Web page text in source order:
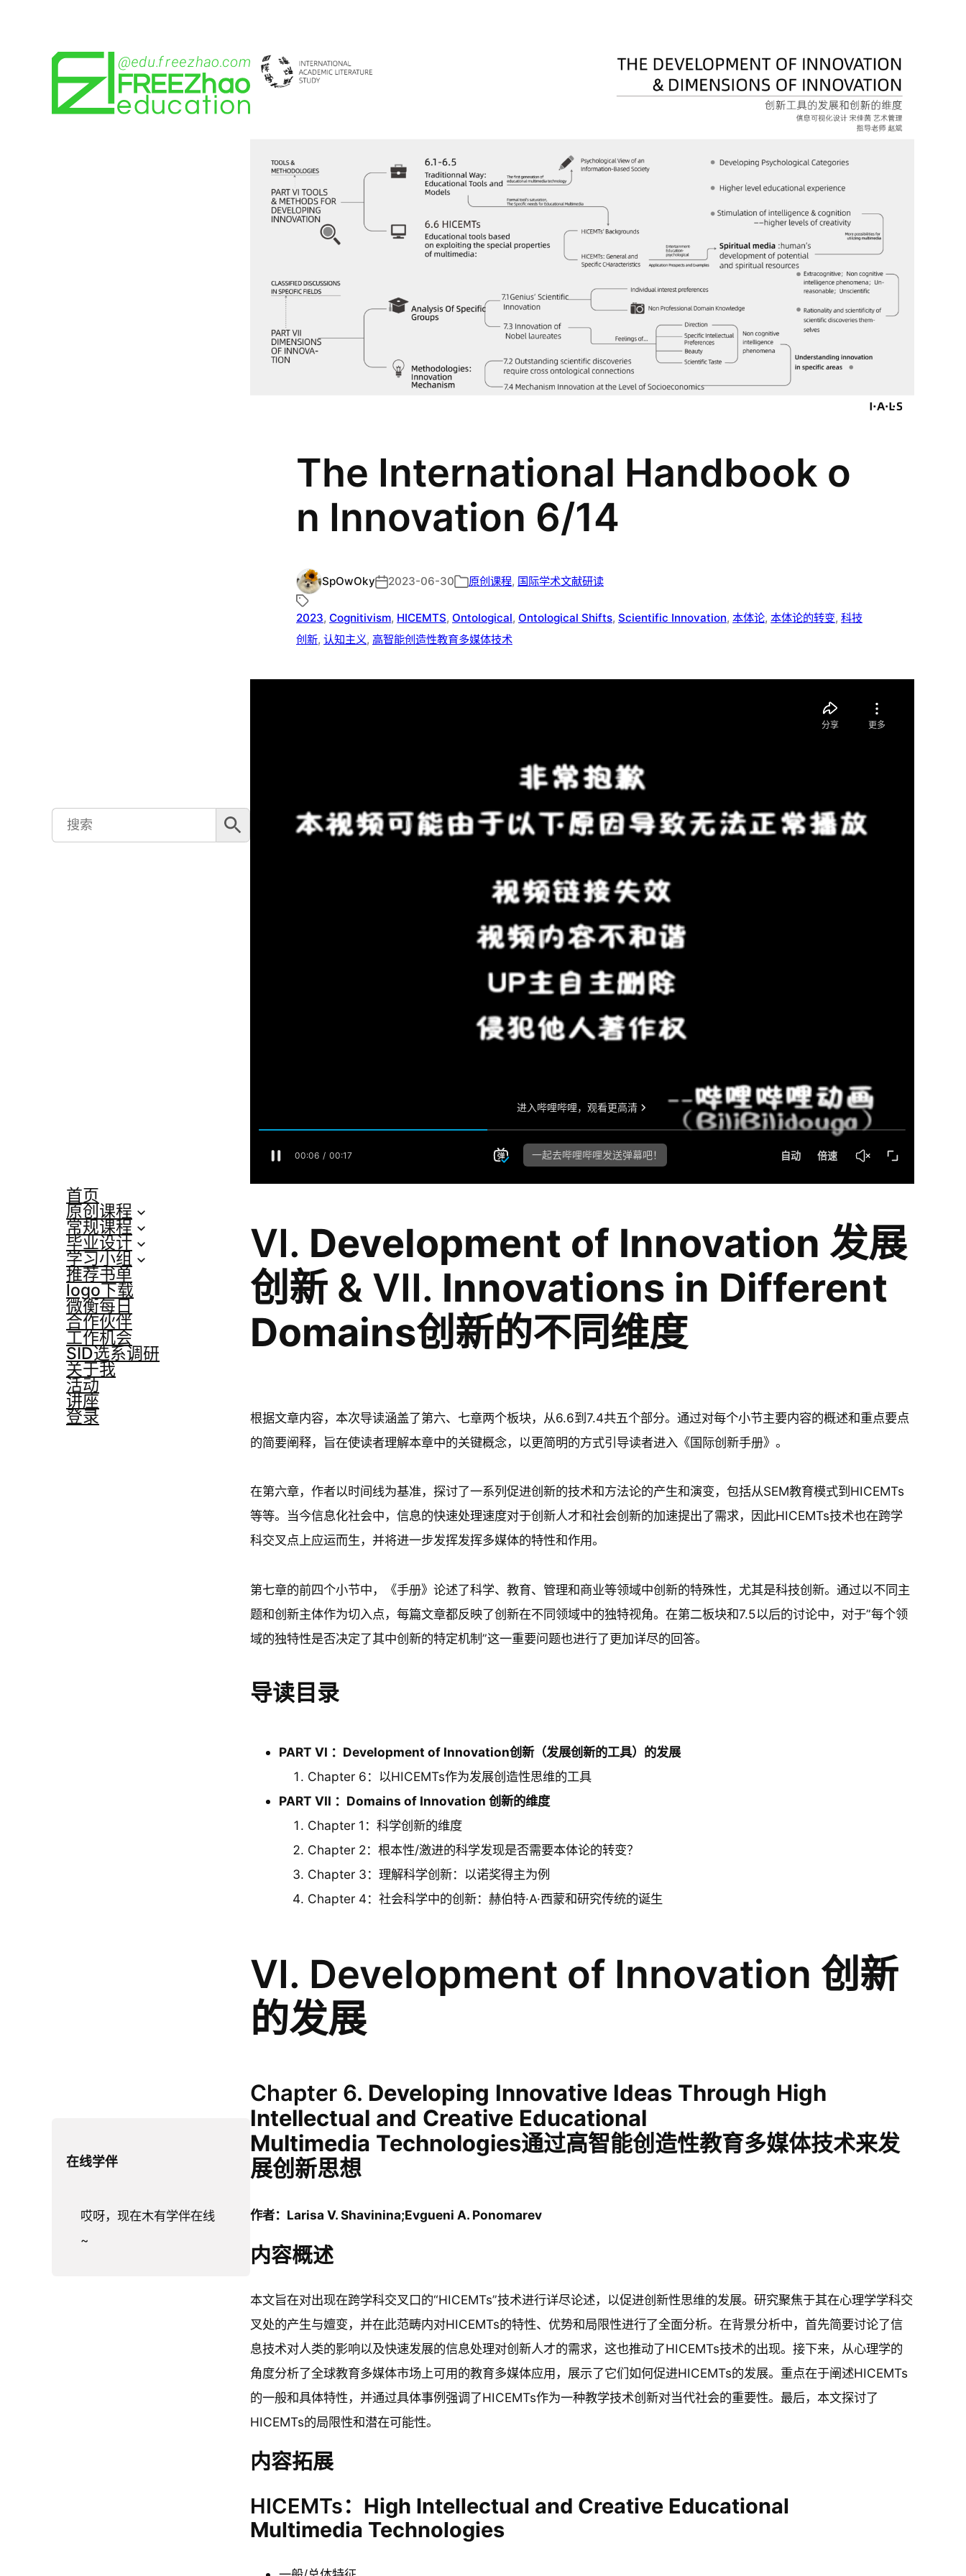
Search
for:
搜索按钮
首页
原创课程
常规课程
毕业设计
学习小组
推荐书单
logo下载
微衡每日
合作伙伴
工作机会
SID选系调研
关于我
活动
讲座
登录
在线学伴
哎呀，现在木有学伴在线
~
The International Handbook o
n Innovation 6/14
SpOwOky 2023-06-30 原创课程, 国际学术文献研读
2023, Cognitivism, HICEMTS, Ontological, Ontological Shifts, Scientific Innovation, 本体论, 本体论的转变, 科技
创新, 认知主义, 高智能创造性教育多媒体技术
VI. Development of Innovation 发展
创新 & VII. Innovations in Different
Domains创新的不同维度
根据文章内容，本次导读涵盖了第六、七章两个板块，从6.6到7.4共五个部分。通过对每个小节主要内容的概述和重点要点
的简要阐释，旨在使读者理解本章中的关键概念，以更简明的方式引导读者进入《国际创新手册》。
在第六章，作者以时间线为基准，探讨了一系列促进创新的技术和方法论的产生和演变，包括从SEM教育模式到HICEMTs
等等。当今信息化社会中，信息的快速处理速度对于创新人才和社会创新的加速提出了需求，因此HICEMTs技术也在跨学
科交叉点上应运而生，并将进一步发挥发挥多媒体的特性和作用。
第七章的前四个小节中，《手册》论述了科学、教育、管理和商业等领域中创新的特殊性，尤其是科技创新。通过以不同主
题和创新主体作为切入点，每篇文章都反映了创新在不同领域中的独特视角。在第二板块和7.5以后的讨论中，对于”每个领
域的独特性是否决定了其中创新的特定机制”这一重要问题也进行了更加详尽的回答。
导读目录
PART VI ：Development of Innovation创新（发展创新的工具）的发展
Chapter 6：以HICEMTs作为发展创造性思维的工具
PART VII ：Domains of Innovation 创新的维度
Chapter 1：科学创新的维度
Chapter 2：根本性/激进的科学发现是否需要本体论的转变？
Chapter 3：理解科学创新：以诺奖得主为例
Chapter 4：社会科学中的创新：赫伯特·A·西蒙和研究传统的诞生
VI. Development of Innovation 创新
的发展
Chapter 6. Developing Innovative Ideas Through High
Intellectual and Creative Educational
Multimedia Technologies通过高智能创造性教育多媒体技术来发
展创新思想
作者：Larisa V. Shavinina;Evgueni A. Ponomarev
内容概述
本文旨在对出现在跨学科交叉口的“HICEMTs”技术进行详尽论述，以促进创新性思维的发展。研究聚焦于其在心理学学科交
叉处的产生与嬗变，并在此范畴内对HICEMTs的特性、优势和局限性进行了全面分析。在背景分析中，首先简要讨论了信
息技术对人类的影响以及快速发展的信息处理对创新人才的需求，这也推动了HICEMTs技术的出现。接下来，从心理学的
角度分析了全球教育多媒体市场上可用的教育多媒体应用，展示了它们如何促进HICEMTs的发展。重点在于阐述HICEMTs
的一般和具体特性，并通过具体事例强调了HICEMTs作为一种教学技术创新对当代社会的重要性。最后，本文探讨了
HICEMTs的局限性和潜在可能性。
内容拓展
HICEMTs： High Intellectual and Creative Educational
Multimedia Technologies